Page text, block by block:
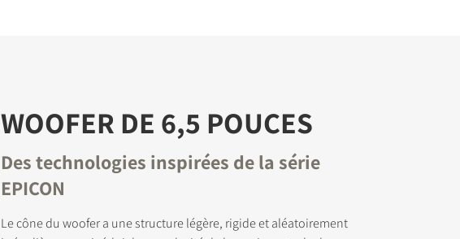
WOOFER DE 6,5 POUCES
Des technologies inspirées de la série
EPICON
Le cône du woofer a une structure légère, rigide et aléatoirement